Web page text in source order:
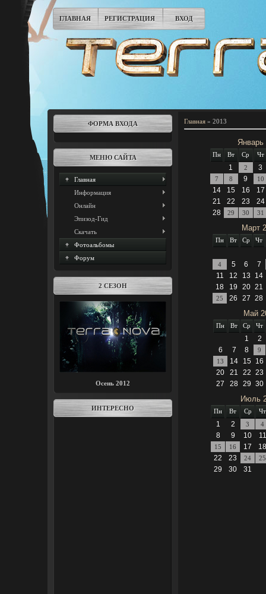
ГЛАВНАЯ РЕГИСТРАЦИЯ ВХОД
ФОРМА ВХОДА
МЕНЮ САЙТА
Главная
Информация
Онлайн
Эпизод-Гид
Скачать
Фотоальбомы
Форум
2 СЕЗОН
Осень 2012
ИНТЕРЕСНО
Главная » 2013
Январь
Пн Вт Ср Чт
1 2 3
7 8 9 10
14 15 16
17
21
22 23
24
28
29 30 31
Март
Пн Вт Ср Чт
4 5 6
7
11
12 13
14
18
19 20 21
25 26 27 28
Май
Пн Вт Ср Чт
1
2
6
7 8
9
13
14 15
16
20
21 22 23
27
28 29 30
Июль
Пн Вт Ср Чт
1 2 3 4
8 9 10 11
15 16 17
18
22
23 24 25
29 30 31